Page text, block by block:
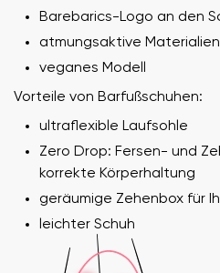
Barebarics-Logo an den
atmungsaktive
veganes Modell
Vorteile von Barfußschuhen:
ultraflexible Laufsohle
Zero Drop: Fersen- und
korrekte Körperhaltung
geräumige Zehenbox für
leichter Schuh